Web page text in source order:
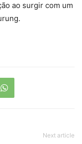
ao surgir com um
Next article